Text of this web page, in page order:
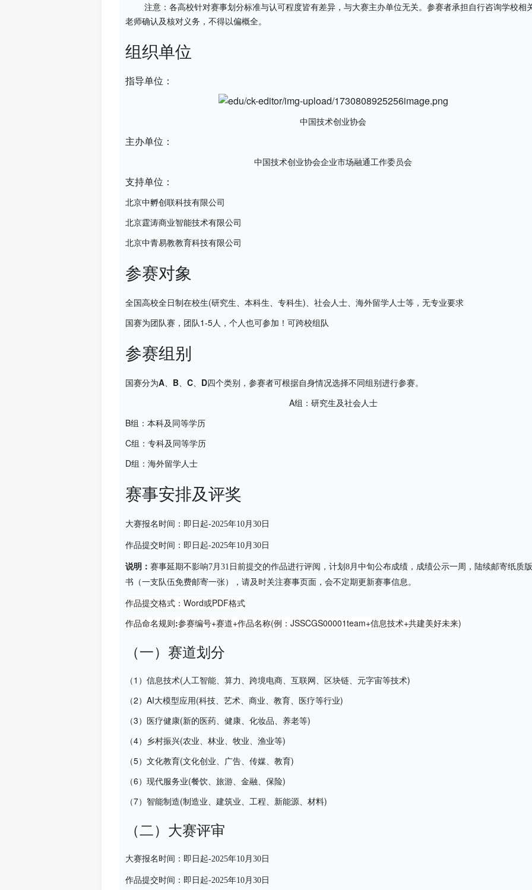
注意：各高校针对赛事划分标准与认可程度皆有差异，与大赛主办单位无关。参赛者承担自行咨询学校相
老师确认及核对义务，不得以偏概全。
组织单位
指导单位：
中国技术创业协会
主办单位：
中国技术创业协会企业市场融通工作委员会
支持单位：
北京中孵创联科技有限公司
北京霆涛商业智能技术有限公司
北京中青易教教育科技有限公司
参赛对象
全国高校全日制在校生(研究生、本科生、专科生)、社会人士、海外留学人士等，无专业要求
国赛为团队赛，团队1-5人，个人也可参加！可跨校组队
参赛组别
国赛分为A、B、C、D四个类别，参赛者可根据自身情况选择不同组别进行参赛。
A组：研究生及社会人士
B组：本科及同等学历
C组：专科及同等学历
D组：海外留学人士
赛事安排及评奖
大赛报名时间： 即日起-2025年10月30日
作品提交时间： 即日起-2025年10月30日
说明： 赛事延期不影响7月31日前提交的作品进行评阅，计划8月中旬公布成绩，成绩公示一周，陆续邮寄纸质
书（一支队伍免费邮寄一张），请及时关注赛事页面，会不定期更新赛事信息。
作品提交格式： Word或PDF格式
作品命名规则:参赛编号+赛道+作品名称(例：JSSCGS00001team+信息技术+共建美好未来)
（一）赛道划分
（1）信息技术(人工智能、算力、跨境电商、互联网、区块链、元字宙等技术)
（2）AI大模型应用(科技、艺术、商业、教育、医疗等行业)
（3）医疗健康(新的医药、健康、化妆品、养老等)
（4）乡村振兴(农业、林业、牧业、渔业等)
（5）文化教育(文化创业、广告、传媒、教育)
（6）现代服务业(餐饮、旅游、金融、保险)
（7）智能制造(制造业、建筑业、工程、新能源、材料)
（二）大赛评审
大赛报名时间： 即日起-2025年10月30日
作品提交时间： 即日起-2025年10月30日